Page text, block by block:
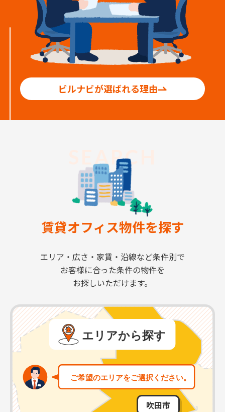
ビルナビが選ばれる理由
SEARCH
賃貸オフィス物件を探す
エリア・広さ・家賃・沿線など条件別で
お客様に合った条件の物件を
お探しいただけます。
吹田市